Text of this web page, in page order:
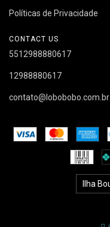
Políticas de Privacidade
CONTACT US
5512988880617
12988880617
contato@lobobobo.com.br